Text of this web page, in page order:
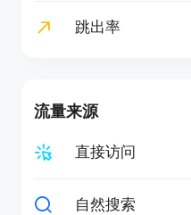
跳出率
流量来源
直接访问
自然搜索